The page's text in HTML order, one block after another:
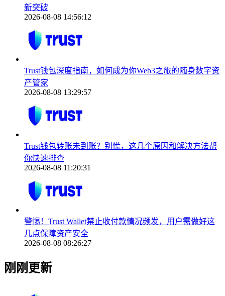
新突破
2026-08-08 14:56:12
Trust钱包深度指南，如何成为你Web3之旅的随身数字资
产管家
2026-08-08 13:29:57
Trust钱包转账未到账？别慌，这几个原因和解决方法帮
你快速排查
2026-08-08 11:20:31
警惕！Trust Wallet禁止收付款情况频发，用户需做好这
几点保障资产安全
2026-08-08 08:26:27
刚刚更新